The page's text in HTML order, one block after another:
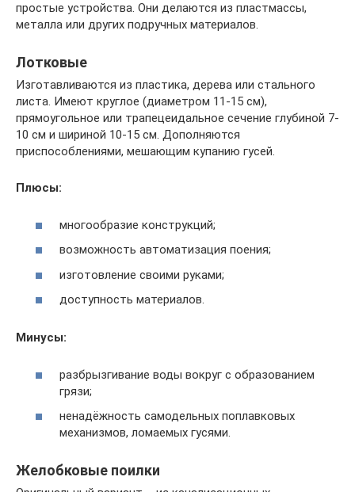
простые устройства. Они делаются из пластмассы,
металла или других подручных материалов.
Лотковые
Изготавливаются из пластика, дерева или стального
листа. Имеют круглое (диаметром 11-15 см),
прямоугольное или трапецеидальное сечение глубиной 7-
10 см и шириной 10-15 см. Дополняются
приспособлениями, мешающим купанию гусей.
Плюсы:
многообразие конструкций;
возможность автоматизация поения;
изготовление своими руками;
доступность материалов.
Минусы:
разбрызгивание воды вокруг с образованием
грязи;
ненадёжность самодельных поплавковых
механизмов, ломаемых гусями.
Желобковые поилки